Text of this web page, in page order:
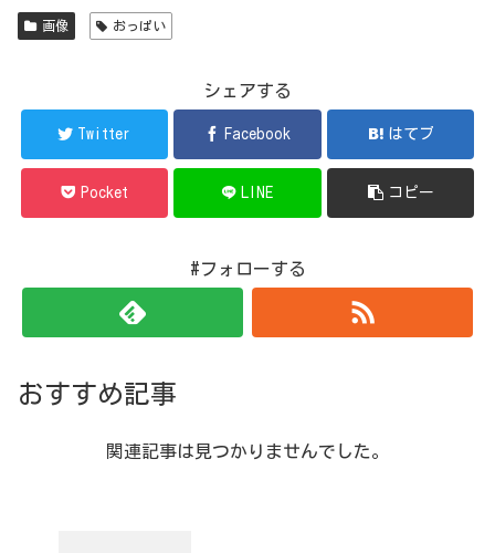
画像 おっぱい
シェアする
Twitter Facebook はてブ
Pocket LINE コピー
#フォローする
おすすめ記事
関連記事は見つかりませんでした。